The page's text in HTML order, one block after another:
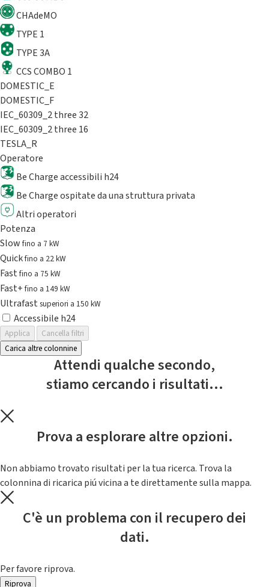
CHAdeMO
TYPE 1
TYPE 3A
CCS COMBO 1
DOMESTIC_E
DOMESTIC_F
IEC_60309_2 three 32
IEC_60309_2 three 16
TESLA_R
Operatore
Be Charge accessibili h24
Be Charge ospitate da una struttura privata
Altri operatori
Potenza
Slowfino a 7 kW
Quickfino a 22 kW
Fastfino a 75 kW
Fast+fino a 149 kW
Ultrafast superiori a 150 kW
Accessibile h24
Applica
Cancella filtri
Carica altre colonnine
Attendi qualche secondo,
stiamo cercando i risultati...
Prova a esplorare altre opzioni.
Non abbiamo trovato risultati per la tua ricerca. Trova la
colonnina di ricarica piú vicina a te direttamente sulla mappa.
C'è un problema con il recupero dei
dati.
Per favore riprova.
Riprova